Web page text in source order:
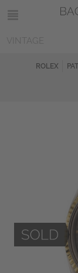
ROLEX